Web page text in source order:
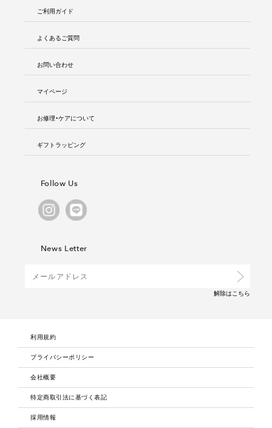
ご利用ガイド
よくあるご質問
お問い合わせ
マイページ
お修理・ケアについて
ギフトラッピング
Follow Us
News Letter
解除は こちら
利用規約
プライバシーポリシー
会社概要
特定商取引法に基づく表記
採用情報